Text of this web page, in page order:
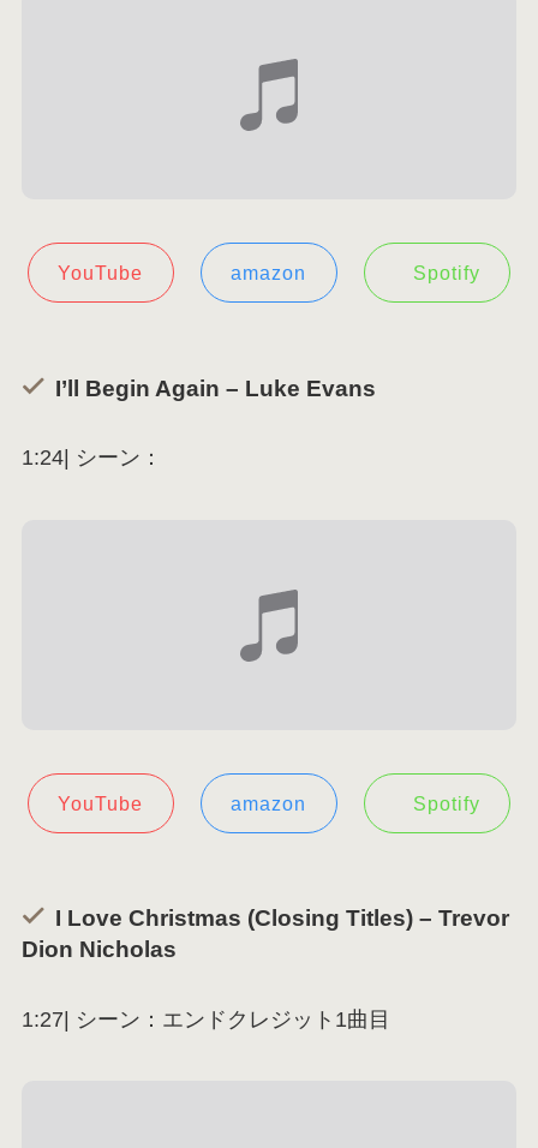
YouTube amazon Spotify
I’ll Begin Again – Luke Evans
1:24| シーン：
YouTube amazon Spotify
I Love Christmas (Closing Titles) – Trevor
Dion Nicholas
1:27| シーン：エンドクレジット1曲目